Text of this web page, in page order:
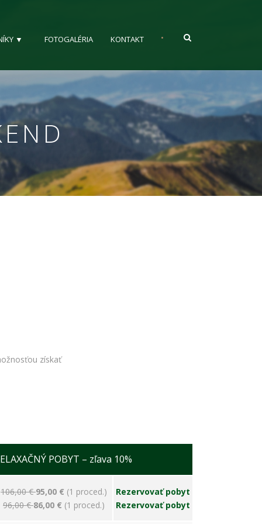
▼ FOTOGALÉRIA KONTAKT •
získať
POBYT – zľava 10%
106,00 €95,00 € (1 proced.)
96,00 €86,00 € (1 proced.)
Rezervovať pobyt
Rezervovať pobyt